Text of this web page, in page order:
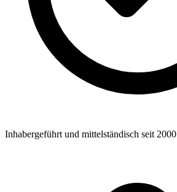
Inhabergeführt und mittelständisch seit 2000